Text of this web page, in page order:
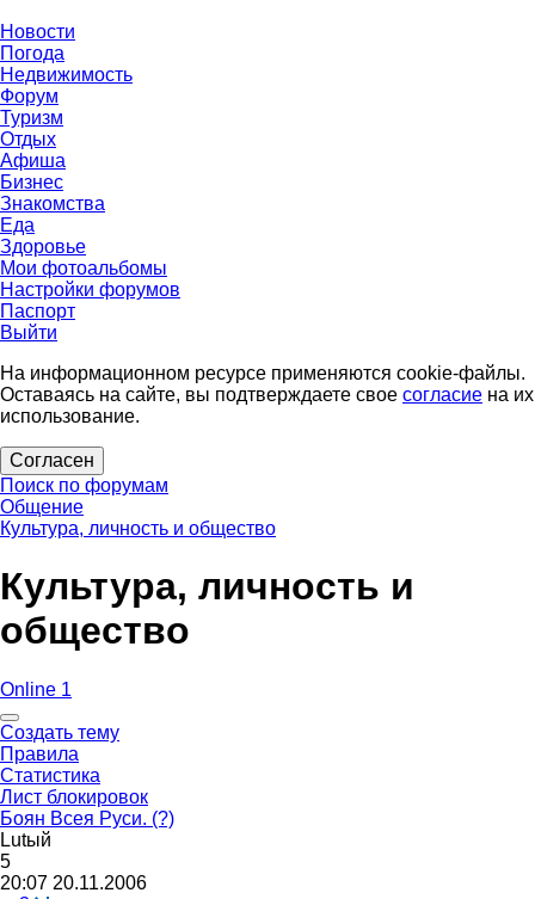
Новости
Погода
Недвижимость
Форум
Туризм
Отдых
Афиша
Бизнес
Знакомства
Еда
Здоровье
Мои фотоальбомы
Настройки форумов
Паспорт
Выйти
На информационном ресурсе применяются cookie-файлы.
Оставаясь на сайте, вы подтверждаете свое согласие на их
использование.
Согласен
Поиск по форумам
Общение
Культура, личность и общество
Культура, личность и
общество
Online 1
Создать тему
Правила
Статистика
Лист блокировок
Боян Всея Руси. (?)
Lutый
5
20:07 20.11.2006